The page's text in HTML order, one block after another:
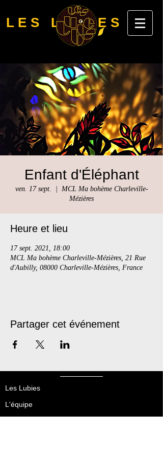
LES LUBIES
Enfant d'Éléphant
ven. 17 sept.
MCL Ma bohème Charleville-
Mézières
Heure et lieu
17 sept. 2021, 18:00
MCL Ma bohème Charleville-Mézières, 21 Rue
d'Aubilly, 08000 Charleville-Mézières, France
Partager cet événement
Les Lubies
L'équipe